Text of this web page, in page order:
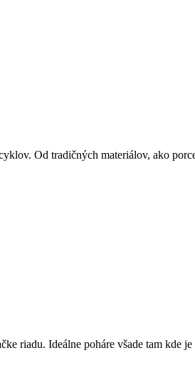
Od tradičných materiálov, ako
riadu. Ideálne poháre všade tam kde